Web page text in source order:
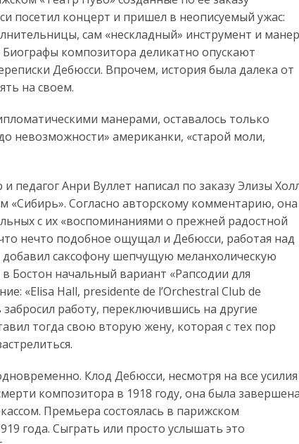
посетил концерт и пришел в неописуемый ужас:
сам «нескладный» инструмент и
композитора деликатно опускают
Дебюсси. Впрочем, история была далека от
на своем.
манерами, оставалось только
невозможности» американки, «старой моли,
педагог Анри Вуллет написал по заказу Элизы
«Сибирь». Согласно авторскому комментарию, она
с их «воспоминаниями о прежней радостной
нечто подобное ощущал и Дебюсси, работая над
саксофону шепчущую меланхолическую
Бостон начальный вариант «Рапсодии для
«Elisa Hall, presidente de l’Orchestral Club de
работу, переключившись на другие
тогда свою вторую жену, которая с тех пор
Клод Дебюсси, несмотря на все усилия
композитора в 1918 году, она была
Премьера состоялась в парижском
года. Сыграть или просто услышать это